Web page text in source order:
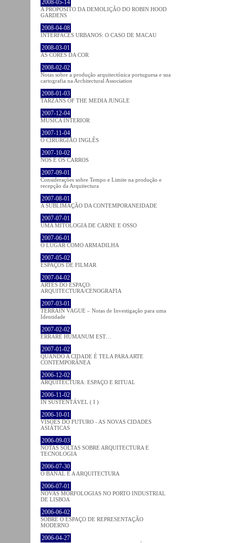
2008-05-14
A PROPÓSITO DA DEMOLIÇÃO DO ROBIN HOOD
GARDENS
2008-04-08
INTERFACES URBANOS: O CASO DE MACAU
2008-03-01
AS CORES DA COR
2008-02-02
Notas sobre a produção arquitectónica portuguesa e sua
cartografia na Architectural Association
2008-01-03
TARZANS OF THE MEDIA JUNGLE
2007-12-04
MÚSICA INTERIOR
2007-11-04
O CIRURGIÃO INGLÊS
2007-10-02
NÓS E OS CARROS
2007-09-01
Considerações sobre Tempo e Limite na produção e
recepção da Arquitectura
2007-08-01
A SUBLIMAÇÃO DA CONTEMPORANEIDADE
2007-07-01
UMA MITOLOGIA DE CARNE E OSSO
2007-06-01
O LUGAR COMO ARMADILHA
2007-05-02
ESPAÇOS DE FILMAR
2007-04-02
ARTES DO ESPAÇO:
ARQUITECTURA/CENOGRAFIA
2007-03-01
TERRAIN VAGUE – Notas de Investigação para uma
Identidade
2007-02-02
ERRARE HUMANUM EST…
2007-01-02
QUANDO A CIDADE É TELA PARA ARTE
CONTEMPORÂNEA
2006-12-02
ARQUITECTURA: ESPAÇO E RITUAL
2006-11-02
IN SUSTENTÁVEL ( I )
2006-10-01
VISÕES DO FUTURO - AS NOVAS CIDADES
ASIÁTICAS
2006-09-03
NOTAS SOLTAS SOBRE ARQUITECTURA E
TECNOLOGIA
2006-07-30
O BANAL E A ARQUITECTURA
2006-07-01
NOVAS MORFOLOGIAS NO PORTO INDUSTRIAL
DE LISBOA
2006-06-02
SOBRE O ESPAÇO DE REPRESENTAÇÃO
MODERNO
2006-04-27